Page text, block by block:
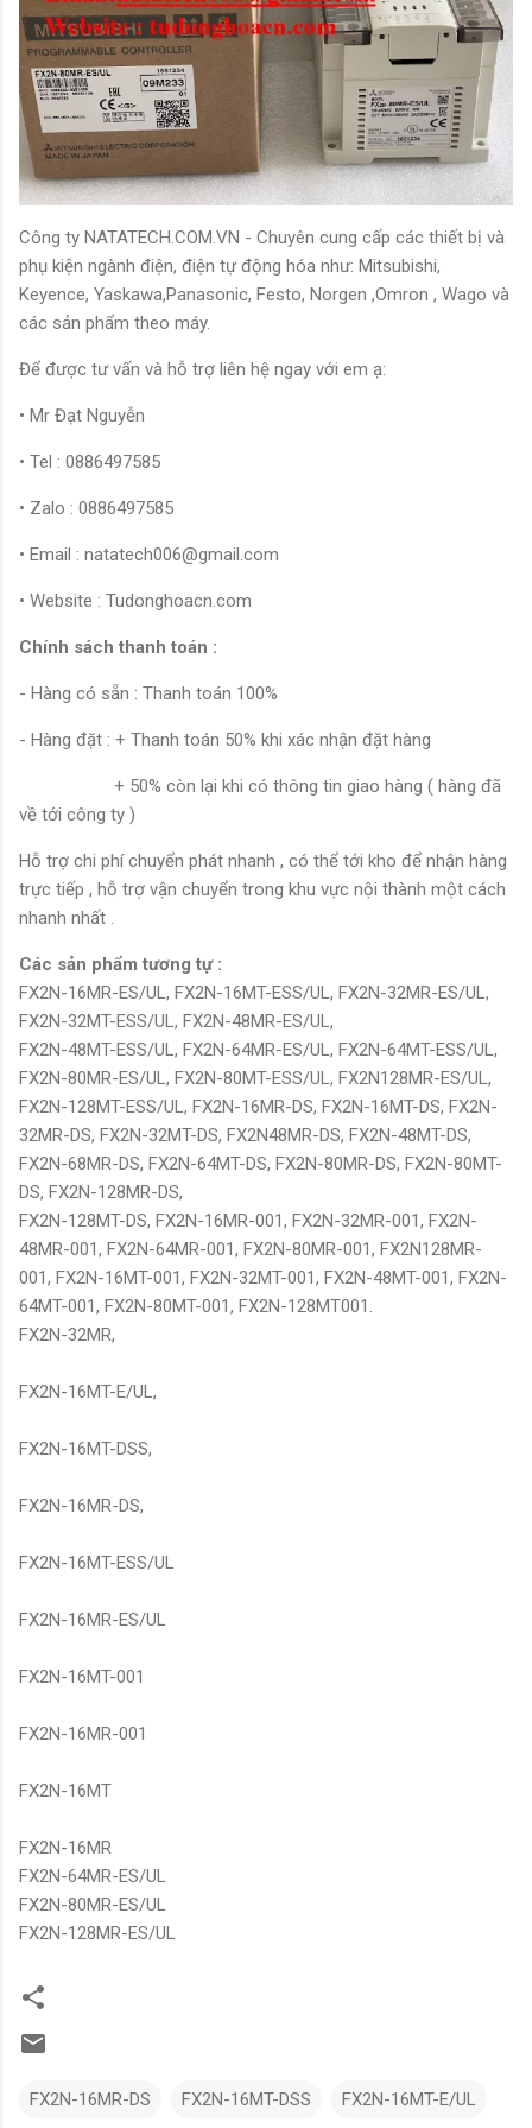
Công ty NATATECH.COM.VN - Chuyên cung cấp các thiết bị và
phụ kiện ngành điện, điện tự động hóa như: Mitsubishi,
Keyence, Yaskawa,Panasonic, Festo, Norgen ,Omron , Wago và
các sản phẩm theo máy.
Để được tư vấn và hỗ trợ liên hệ ngay với em ạ:
• Mr Đạt Nguyễn
• Tel : 0886497585
• Zalo : 0886497585
• Email : natatech006@gmail.com
• Website : Tudonghoacn.com
Chính sách thanh toán :
- Hàng có sẵn : Thanh toán 100%
- Hàng đặt : + Thanh toán 50% khi xác nhận đặt hàng
+ 50% còn lại khi có thông tin giao hàng ( hàng đã
về tới công ty )
Hỗ trợ chi phí chuyển phát nhanh , có thể tới kho để nhận hàng
trực tiếp , hỗ trợ vận chuyển trong khu vực nội thành một cách
nhanh nhất .
Các sản phẩm tương tự :
FX2N-16MR-ES/UL, FX2N-16MT-ESS/UL, FX2N-32MR-ES/UL,
FX2N-32MT-ESS/UL, FX2N-48MR-ES/UL,
FX2N-48MT-ESS/UL, FX2N-64MR-ES/UL, FX2N-64MT-ESS/UL,
FX2N-80MR-ES/UL, FX2N-80MT-ESS/UL, FX2N128MR-ES/UL,
FX2N-128MT-ESS/UL, FX2N-16MR-DS, FX2N-16MT-DS, FX2N-
32MR-DS, FX2N-32MT-DS, FX2N48MR-DS, FX2N-48MT-DS,
FX2N-68MR-DS, FX2N-64MT-DS, FX2N-80MR-DS, FX2N-80MT-
DS, FX2N-128MR-DS,
FX2N-128MT-DS, FX2N-16MR-001, FX2N-32MR-001, FX2N-
48MR-001, FX2N-64MR-001, FX2N-80MR-001, FX2N128MR-
001, FX2N-16MT-001, FX2N-32MT-001, FX2N-48MT-001, FX2N-
64MT-001, FX2N-80MT-001, FX2N-128MT001.
FX2N-32MR,
FX2N-16MT-E/UL,
FX2N-16MT-DSS,
FX2N-16MR-DS,
FX2N-16MT-ESS/UL
FX2N-16MR-ES/UL
FX2N-16MT-001
FX2N-16MR-001
FX2N-16MT
FX2N-16MR
FX2N-64MR-ES/UL
FX2N-80MR-ES/UL
FX2N-128MR-ES/UL
FX2N-16MR-DS FX2N-16MT-DSS FX2N-16MT-E/UL